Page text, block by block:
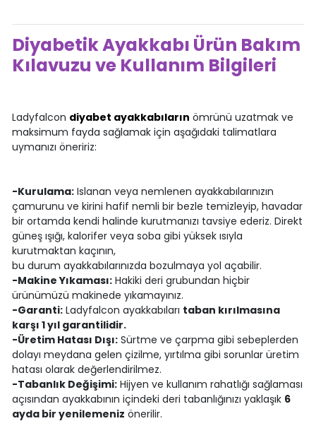
Diyabetik Ayakkabı Ürün Bakım
Kılavuzu ve Kullanım Bilgileri
Ladyfalcon diyabet ayakkabıların ömrünü uzatmak ve
maksimum fayda sağlamak için aşağıdaki talimatlara
uymanızı öneririz:
-Kurulama:Islanan veya nemlenen ayakkabılarınızın
çamurunu ve kirini hafif nemli bir bezle temizleyip, havadar
bir ortamda kendi halinde kurutmanızı tavsiye ederiz. Direkt
güneş ışığı, kalorifer veya soba gibi yüksek ısıyla
kurutmaktan kaçının,
bu durum ayakkabılarınızda bozulmaya yol açabilir.
-Makine Yıkaması:Hakiki deri grubundan hiçbir
ürünümüzü makinede yıkamayınız.
-Garanti:Ladyfalcon ayakkabıları taban kırılmasına
karşı 1 yıl garantilidir.
-Üretim Hatası Dışı:Sürtme ve çarpma gibi sebeplerden
dolayı meydana gelen çizilme, yırtılma gibi sorunlar üretim
hatası olarak değerlendirilmez.
-Tabanlık Değişimi:Hijyen ve kullanım rahatlığı sağlaması
açısından ayakkabının içindeki deri tabanlığınızı yaklaşık 6
ayda bir yenilemeniz önerilir.